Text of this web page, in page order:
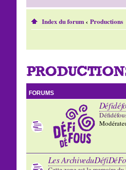
Index du forum‹ Productions
FORUMS
Les